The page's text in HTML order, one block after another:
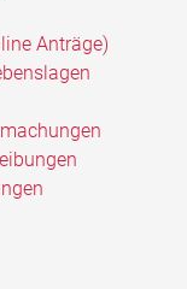
Anträge)